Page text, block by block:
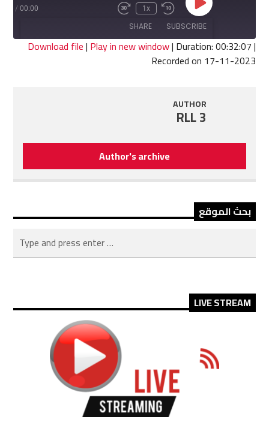
Play
Episode
Rewind
10
Seconds
1x
Fast
seconds
00:00
/
SUBSCRIBE
SHARE
SHARE
Download file| Play in new window| Duration: 00:32:07|
Recorded on 17-11-2023
AUTHOR
RLL 3
Author's archive
بحث الموقع
LIVE STREAM